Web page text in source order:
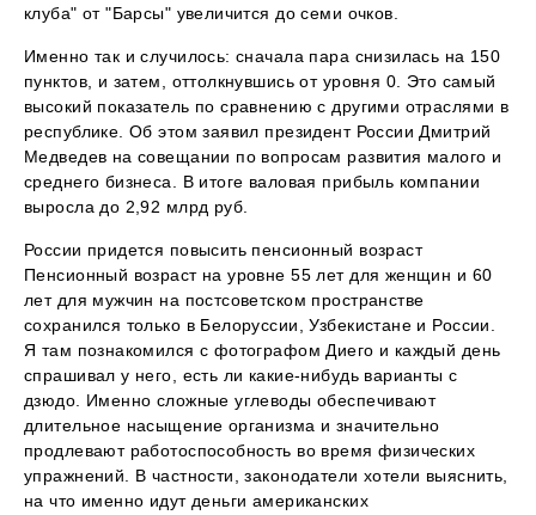
клуба" от "Барсы" увеличится до семи очков.
Именно так и случилось: сначала пара снизилась на 150
пунктов, и затем, оттолкнувшись от уровня 0. Это самый
высокий показатель по сравнению с другими отраслями в
республике. Об этом заявил президент России Дмитрий
Медведев на совещании по вопросам развития малого и
среднего бизнеса. В итоге валовая прибыль компании
выросла до 2,92 млрд руб.
России придется повысить пенсионный возраст
Пенсионный возраст на уровне 55 лет для женщин и 60
лет для мужчин на постсоветском пространстве
сохранился только в Белоруссии, Узбекистане и России.
Я там познакомился с фотографом Диего и каждый день
спрашивал у него, есть ли какие-нибудь варианты с
дзюдо. Именно сложные углеводы обеспечивают
длительное насыщение организма и значительно
продлевают работоспособность во время физических
упражнений. В частности, законодатели хотели выяснить,
на что именно идут деньги американских